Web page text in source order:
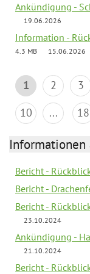
Ankündigung -
19.06.2026
Information -
4.3 MB
15.06.2026
1 2 3
10
... 18
Informationen
Bericht -
Bericht -
Bericht -
23.10.2024
Ankündigung -
21.10.2024
Bericht -